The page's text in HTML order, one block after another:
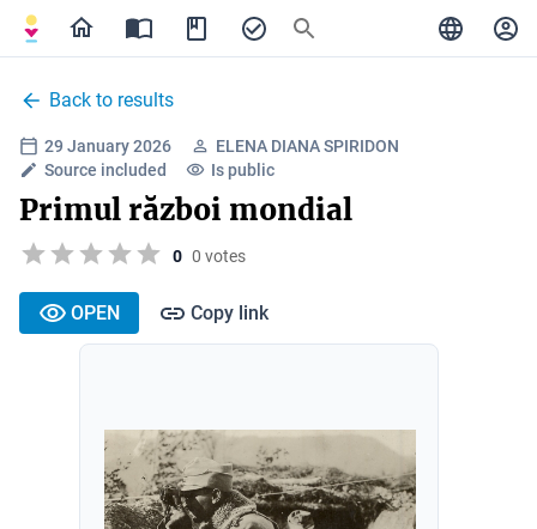
Back to results
29 January 2026
ELENA DIANA SPIRIDON
Source included
Is public
Primul război mondial
0 0 votes
OPEN Copy link